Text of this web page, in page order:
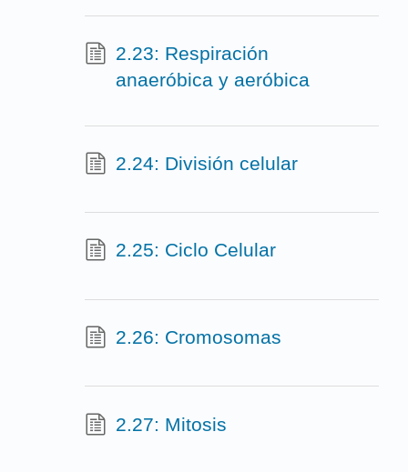
2.23: Respiración
anaeróbica y aeróbica
2.24: División celular
2.25: Ciclo Celular
2.26: Cromosomas
2.27: Mitosis